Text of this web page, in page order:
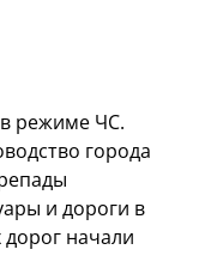
режиме ЧС.
города
и дороги в
дорог начали